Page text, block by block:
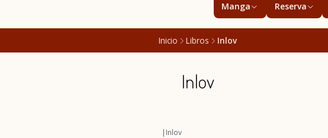
Manga Reserva
Inicio Libros Inlov
Inlov
| Inlov